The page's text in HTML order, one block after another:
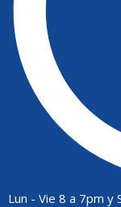
Lun - Vie 8 a 7pm y